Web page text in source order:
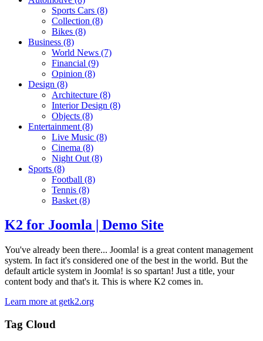
Sports Cars (8)
Collection (8)
Bikes (8)
Business (8)
World News (7)
Financial (9)
Opinion (8)
Design (8)
Architecture (8)
Interior Design (8)
Objects (8)
Entertainment (8)
Live Music (8)
Cinema (8)
Night Out (8)
Sports (8)
Football (8)
Tennis (8)
Basket (8)
K2 for Joomla | Demo Site
You've already been there... Joomla! is a great content management
system. In fact it's considered one of the best in the world. But the
default article system in Joomla! is so spartan! Just a title, your
content body and that's it. This is where K2 comes in.
Learn more at getk2.org
Tag Cloud